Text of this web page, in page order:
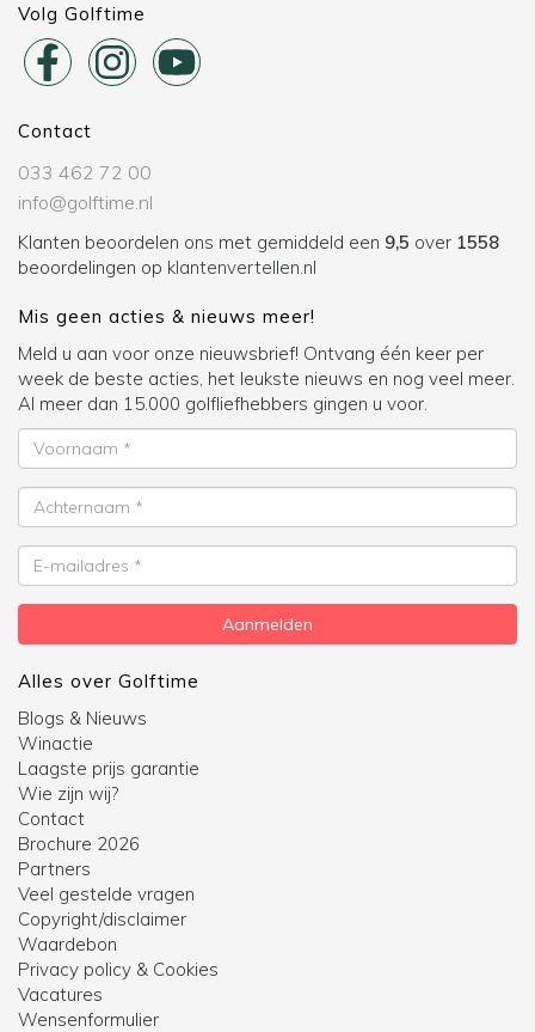
Volg Golftime
Contact
033 462 72 00
info@golftime.nl
Klanten beoordelen ons met gemiddeld een 9,5 over 1558
beoordelingen op klantenvertellen.nl
Mis geen acties & nieuws meer!
Meld u aan voor onze nieuwsbrief! Ontvang één keer per
week de beste acties, het leukste nieuws en nog veel meer.
Al meer dan 15.000 golfliefhebbers gingen u voor.
Voornaam
Achternaam
E-
mailadres
Aanmelden
Alles over Golftime
Blogs & Nieuws
Winactie
Laagste prijs garantie
Wie zijn wij?
Contact
Brochure 2026
Partners
Veel gestelde vragen
Copyright/disclaimer
Waardebon
Privacy policy & Cookies
Vacatures
Wensenformulier